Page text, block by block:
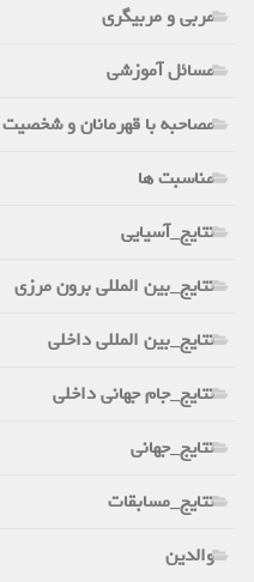
مربی و مربیگری
مسائل آموزشی
مصاحبه با قهرمانان و شخصیت ها
مناسبت ها
نتایج_آسیایی
نتایج_بین المللی برون مرزی
نتایج_بین المللی داخلی
نتایج_جام جهانی داخلی
نتایج_جهانی
نتایج_مسابقات
والدین